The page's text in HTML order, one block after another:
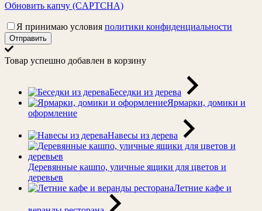
Обновить капчу (CAPTCHA)
Я принимаю условия политики конфиденциальности
Отправить
Товар успешно добавлен в корзину
Беседки из дерева
Ярмарки, домики и
оформление
Навесы из дерева
Деревянные кашпо, уличные ящики для цветов и
деревьев
Летние кафе и